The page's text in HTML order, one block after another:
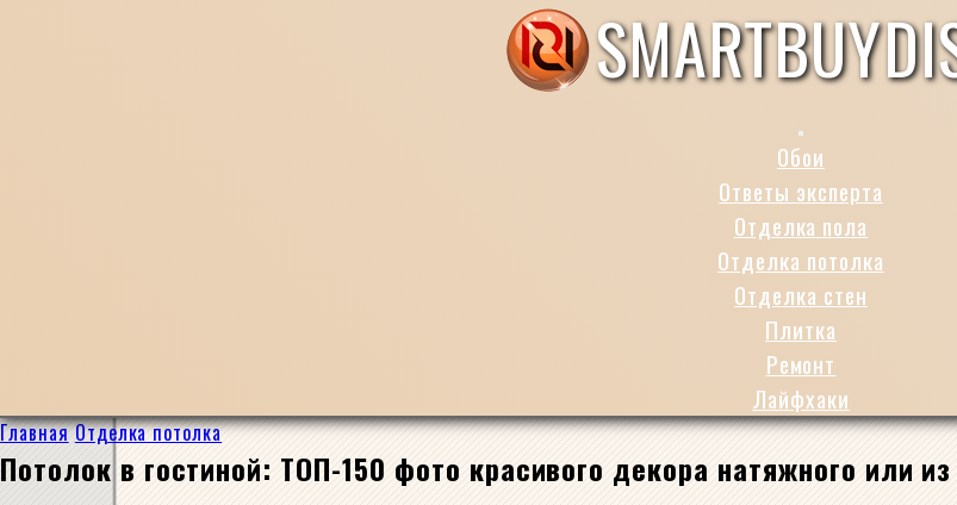
Обои
Ответы эксперта
Отделка пола
Отделка потолка
Отделка стен
Плитка
Ремонт
Лайфхаки
Главная Отделка потолка
Потолок в гостиной: ТОП-150 фото красивого декора натяжного или